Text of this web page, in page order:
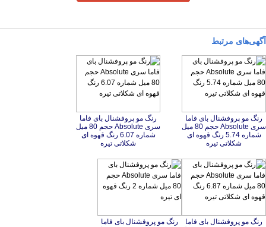
آگهی‌های مرتبط
رنگ مو پروفشنال بای فاما
سری Absolute حجم 80 میل
شماره 5.74 رنگ قهوه ای
شکلاتی تیره
رنگ مو پروفشنال بای فاما
سری Absolute حجم 80 میل
شماره 6.07 رنگ قهوه ای
شکلاتی تیره
رنگ مو پروفشنال بای فاما
سری Absolute حجم 80 میل
شماره 6.87 رنگ قهوه ای رنگ مو پروفشنال بای فاما
سری Absolute حجم 80 میل